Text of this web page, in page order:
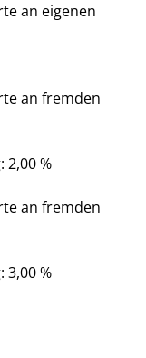
an eigenen
an fremden
2,00 %
an fremden
3,00 %